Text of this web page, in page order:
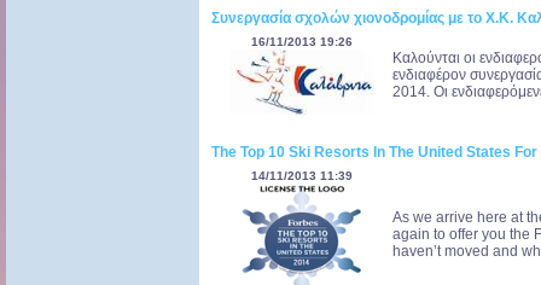
Συνεργασία σχολών χιονοδρομίας με το Χ.Κ.
16/11/2013 19:26
Καλούνται οι
ενδιαφέρον
2014. Οι
The Top 10 Ski Resorts In The United States For
14/11/2013 11:39
As we arrive here at
again to offer you the
haven’t moved and